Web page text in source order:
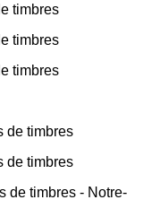
timbres
timbres
timbres
de timbres
de timbres
de timbres - Notre-